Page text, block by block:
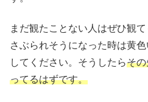
まだ観たことない人はぜひ観
さぶられそうになった時は黄
してください。そうしたらそ
ってるはずです。